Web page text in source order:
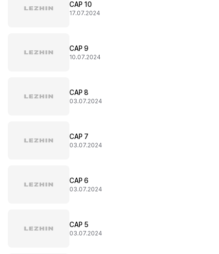
CAP 10
17.07.2024
CAP 9
10.07.2024
CAP 8
03.07.2024
CAP 7
03.07.2024
CAP 6
03.07.2024
CAP 5
03.07.2024